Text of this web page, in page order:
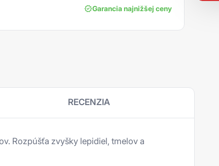
Garancia najnižšej ceny
RECENZIA
Rozpúšťa zvyšky lepidiel, tmelov a